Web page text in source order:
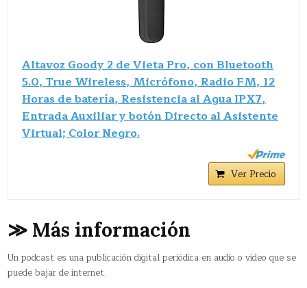
Altavoz Goody 2 de Vieta Pro, con Bluetooth
5.0, True Wireless, Micrófono, Radio FM, 12
Horas de batería, Resistencia al Agua IPX7,
Entrada Auxiliar y botón Directo al Asistente
Virtual; Color Negro.
Ver Precio
≫ Más información
Un podcast es una publicación digital periódica en audio o vídeo que se
puede bajar de internet.